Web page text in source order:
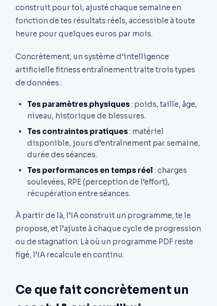
construit pour toi, ajusté chaque semaine en
fonction de tes résultats réels, accessible à toute
heure pour quelques euros par mois.
Concrètement, un système d’intelligence
artificielle fitness entraînement traite trois types
de données :
Tes paramètres physiques: poids, taille, âge,
niveau, historique de blessures.
Tes contraintes pratiques: matériel
disponible, jours d’entraînement par semaine,
durée des séances.
Tes performances en temps réel : charges
soulevées, RPE (perception de l’effort),
récupération entre séances.
À partir de là, l’IA construit un programme, te le
propose, et l’ajuste à chaque cycle de progression
ou de stagnation. Là où un programme PDF reste
figé, l’IA recalcule en continu.
Ce que fait concrètement un